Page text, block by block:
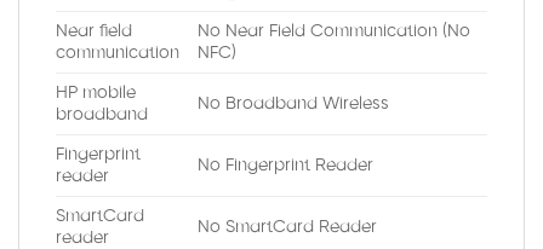
Near field
communication
No Near Field Communication (No
NFC)
HP mobile
broadband
No Broadband Wireless
Fingerprint
reader
No Fingerprint Reader
SmartCard
reader
No SmartCard Reader